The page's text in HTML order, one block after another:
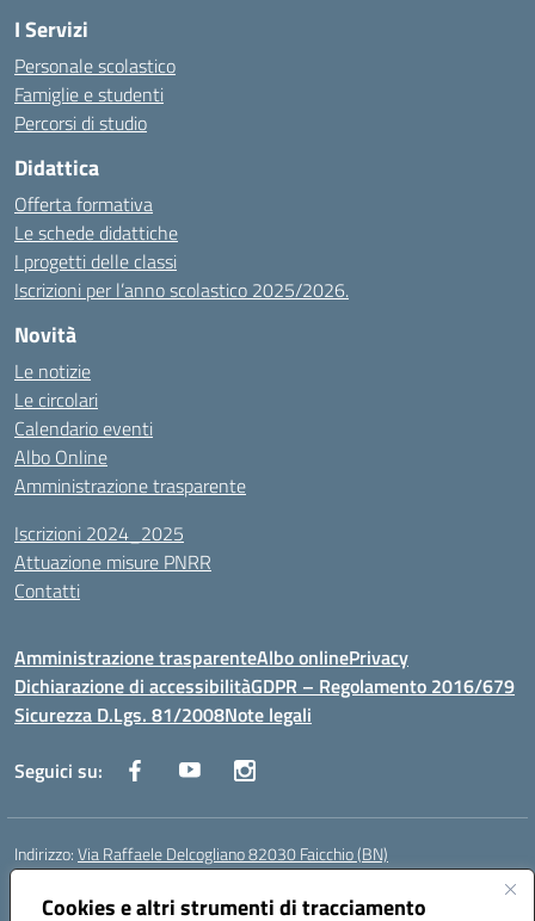
Cookies e altri strumenti di tracciamento
I Servizi
Personale scolastico
Famiglie e studenti
Percorsi di studio
Didattica
Offerta formativa
Le schede didattiche
I progetti delle classi
Iscrizioni per l’anno scolastico 2025/2026.
Novità
Le notizie
Le circolari
Calendario eventi
Albo Online
Amministrazione trasparente
Iscrizioni 2024_2025
Attuazione misure PNRR
Contatti
Amministrazione trasparenteAlbo onlinePrivacy
Dichiarazione di accessibilitàGDPR – Regolamento 2016/679
Sicurezza D.Lgs. 81/2008Note legali
Seguici su:
Indirizzo:Via Raffaele Delcogliano 82030 Faicchio (BN)
Centralino:
Posta elettronica certificata (PEC):bnis02300v@pec.istruzione.it